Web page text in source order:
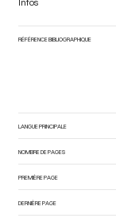
RÉFÉRENCE BIBLIOGRAPHIQUE
LANGUE PRINCIPALE
NOMBRE DE PAGES
PREMIÈRE PAGE
DERNIÈRE PAGE